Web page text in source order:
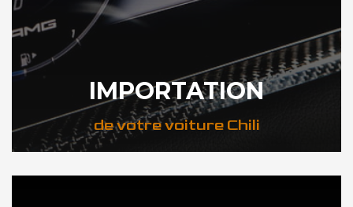
IMPORTATION
de votre voiture Chili